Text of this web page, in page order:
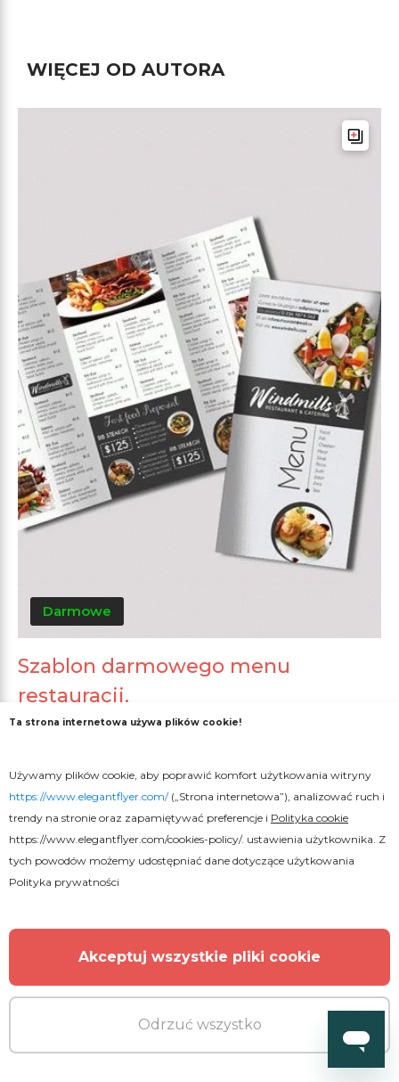
WIĘCEJ OD AUTORA
Darmowe
Szablon darmowego menu
restauracji.
Ta strona internetowa używa plików cookie!
Używamy plików cookie, aby poprawić komfort użytkowania witryny
https://www.elegantflyer.com/(„Strona internetowa”), analizować ruch i
trendy na stronie oraz zapamiętywać preferencje i Polityka cookie
https://www.elegantflyer.com/cookies-policy/. ustawienia użytkownika. Z
tych powodów możemy udostępniać dane dotyczące użytkowania
Polityka prywatności
Akceptuj wszystkie pliki cookie
Odrzuć wszystko